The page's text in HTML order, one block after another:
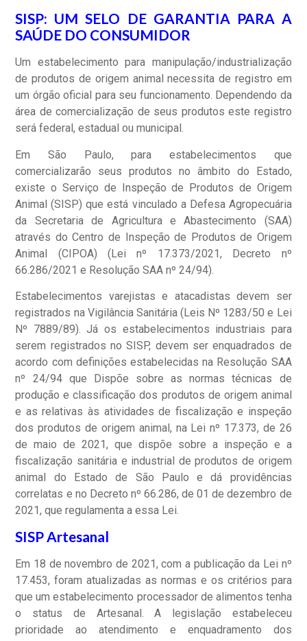
SISP: UM SELO DE GARANTIA PARA A
SAÚDE DO CONSUMIDOR
Um estabelecimento para manipulação/industrialização
de produtos de origem animal necessita de registro em
um órgão oficial para seu funcionamento. Dependendo da
área de comercialização de seus produtos este registro
será federal, estadual ou municipal.
Em São Paulo, para estabelecimentos que
comercializarão seus produtos no âmbito do Estado,
existe o Serviço de Inspeção de Produtos de Origem
Animal (SISP) que está vinculado a Defesa Agropecuária
da Secretaria de Agricultura e Abastecimento (SAA)
através do Centro de Inspeção de Produtos de Origem
Animal (CIPOA) (Lei nº 17.373/2021, Decreto nº
66.286/2021 e Resolução SAA nº 24/94).
Estabelecimentos varejistas e atacadistas devem ser
registrados na Vigilância Sanitária (Leis Nº 1283/50 e Lei
Nº 7889/89). Já os estabelecimentos industriais para
serem registrados no SISP, devem ser enquadrados de
acordo com definições estabelecidas na Resolução SAA
nº 24/94 que Dispõe sobre as normas técnicas de
produção e classificação dos produtos de origem animal
e as relativas às atividades de fiscalização e inspeção
dos produtos de origem animal, na Lei nº 17.373, de 26
de maio de 2021, que dispõe sobre a inspeção e a
fiscalização sanitária e industrial de produtos de origem
animal do Estado de São Paulo e dá providências
correlatas e no Decreto nº 66.286, de 01 de dezembro de
2021, que regulamenta a essa Lei.
SISP Artesanal
Em 18 de novembro de 2021, com a publicação da Lei nº
17.453, foram atualizadas as normas e os critérios para
que um estabelecimento processador de alimentos tenha
o status de Artesanal. A legislação estabeleceu
prioridade ao atendimento e enquadramento dos